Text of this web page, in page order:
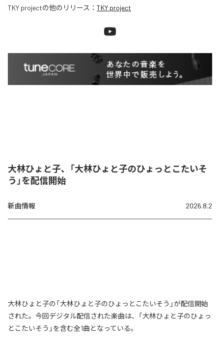
TKY projectの他のリリース： TKY project
大林ひょと子、「大林ひょと子のひょっとこたいそ
う」を配信開始
新曲情報 2026.8.2
大林ひょと子の「大林ひょと子のひょっとこたいそう」が配信開始
された。今回デジタル配信された楽曲は、「大林ひょと子のひょっ
とこたいそう」を含む全1曲となっている。